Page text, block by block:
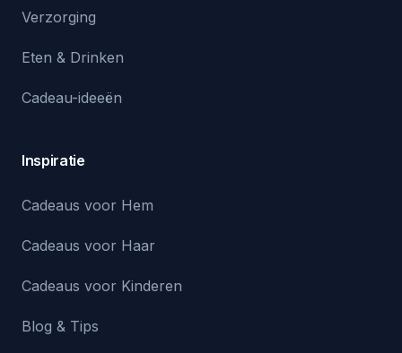
Verzorging
Eten & Drinken
Cadeau-ideeën
Inspiratie
Cadeaus voor Hem
Cadeaus voor Haar
Cadeaus voor Kinderen
Blog & Tips